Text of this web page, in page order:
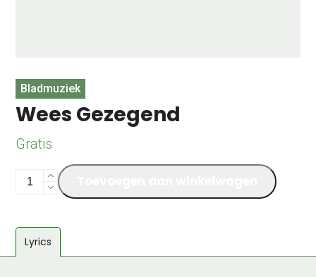
Bladmuziek
Wees Gezegend
Gratis
Wees
Gezegend
Lyrics